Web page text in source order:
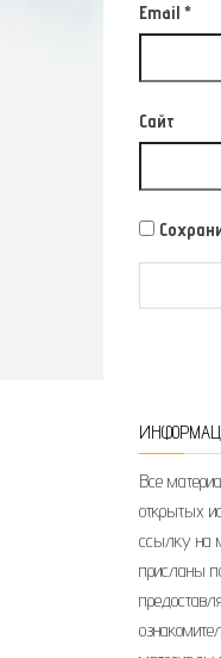
Email *
Сайт
Все
открытых
ссылку на
присланы